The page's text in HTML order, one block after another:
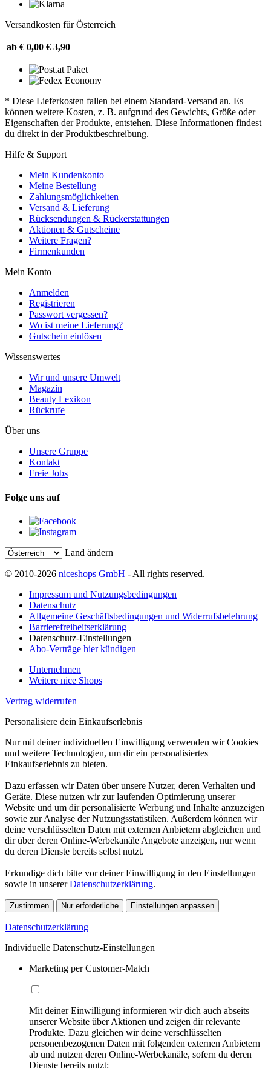
Versandkosten für Österreich
ab € 0,00 € 3,90
* Diese Lieferkosten fallen bei einem Standard-Versand an. Es
können weitere Kosten, z. B. aufgrund des Gewichts, Größe oder
Eigenschaften der Produkte, entstehen. Diese Informationen findest
du direkt in der Produktbeschreibung.
Hilfe & Support
Mein Kundenkonto
Meine Bestellung
Zahlungsmöglichkeiten
Versand & Lieferung
Rücksendungen & Rückerstattungen
Aktionen & Gutscheine
Weitere Fragen?
Firmenkunden
Mein Konto
Anmelden
Registrieren
Passwort vergessen?
Wo ist meine Lieferung?
Gutschein einlösen
Wissenswertes
Wir und unsere Umwelt
Magazin
Beauty Lexikon
Rückrufe
Über uns
Unsere Gruppe
Kontakt
Freie Jobs
Folge uns auf
Land ändern
© 2010-2026 niceshops GmbH - All rights reserved.
Impressum und Nutzungsbedingungen
Datenschutz
Allgemeine Geschäftsbedingungen und Widerrufsbelehrung
Barrierefreiheitserklärung
Datenschutz-Einstellungen
Abo-Verträge hier kündigen
Unternehmen
Weitere nice Shops
Vertrag widerrufen
Personalisiere dein Einkaufserlebnis
Nur mit deiner individuellen Einwilligung verwenden wir Cookies
und weitere Technologien, um dir ein personalisiertes
Einkaufserlebnis zu bieten.
Dazu erfassen wir Daten über unsere Nutzer, deren Verhalten und
Geräte. Diese nutzen wir zur laufenden Optimierung unserer
Website und um dir personalisierte Werbung und Inhalte anzuzeigen
sowie zur Analyse der Nutzungsstatistiken. Außerdem können wir
deine verschlüsselten Daten mit externen Anbietern abgleichen und
dir über deren Online-Werbekanäle Angebote anzeigen, nur wenn
du deren Dienste bereits selbst nutzt.
Erkundige dich bitte vor deiner Einwilligung in den Einstellungen
sowie in unsererDatenschutzerklärung.
Zustimmen Nur erforderliche Einstellungen anpassen
Datenschutzerklärung
Individuelle Datenschutz-Einstellungen
Marketing per Customer-Match
Mit deiner Einwilligung informieren wir dich auch abseits
unserer Website über Aktionen und zeigen dir relevante
Produkte. Dazu gleichen wir deine verschlüsselten
personenbezogenen Daten mit folgenden externen Anbietern
ab und nutzen deren Online-Werbekanäle, sofern du deren
Dienste bereits nutzt: